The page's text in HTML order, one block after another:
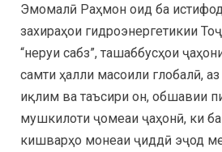
Эмомалӣ Раҳмон оид ба
захираҳои гидроэнергетикии
“неруи сабз”, ташаббусҳои
самти ҳалли масоили глобалӣ,
иқлим ва таъсири он, обшавии
мушкилоти ҷомеаи ҷаҳонӣ, ки
кишварҳо монеаи ҷиддӣ эҷод